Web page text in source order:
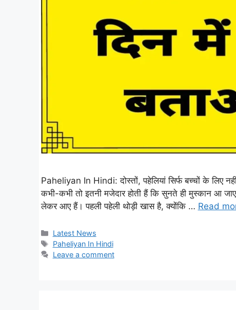
Paheliyan In Hindi: दोस्तों, पहेलियां सिर्फ बच्चों के लिए
कभी-कभी तो इतनी मजेदार होती हैं कि सुनते ही मुस्कान आ
लेकर आए हैं। पहली पहेली थोड़ी खास है, क्योंकि … Read
Categories
Latest News
Tags
Paheliyan In Hindi
Leave a comment